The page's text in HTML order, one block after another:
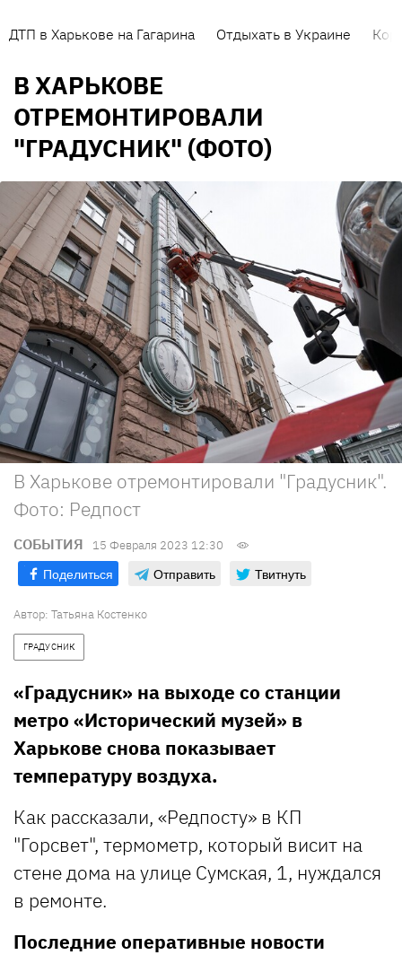
ДТП в Харькове на Гагарина Отдыхать в Украине
В ХАРЬКОВЕ
ОТРЕМОНТИРОВАЛИ
"ГРАДУСНИК" (ФОТО)
В Харькове отремонтировали "Градусник".
Фото: Редпост
СОБЫТИЯ 15 Февраля 2023 12:30
Поделиться Отправить Твитнуть
Автор: Татьяна Костенко
ГРАДУСНИК
«Градусник» на выходе со станции
метро «Исторический музей» в
Харькове снова показывает
температуру воздуха.
Как рассказали, «Редпосту» в КП
"Горсвет", термометр, который висит на
стене дома на улице Сумская, 1, нуждался
в ремонте.
Последние оперативные новости